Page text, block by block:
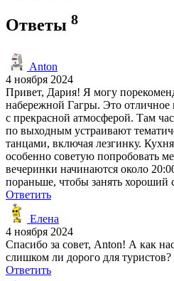
Ответы 8
Anton
4 ноября 2024
Привет, Дария! Я могу
набережной Гагры. Это отличное
с прекрасной атмосферой. Там
по выходным устраивают
танцами, включая лезгинку.
особенно советую попробовать
вечеринки начинаются около
пораньше, чтобы занять хороший
Ответить
Елена
4 ноября 2024
Спасибо за совет, Anton! А как
слишком ли дорого для туристов?
Ответить